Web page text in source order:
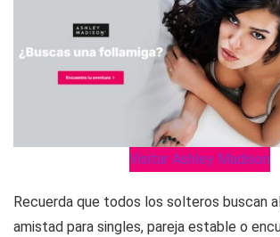
Visitar Ashley Madison
Recuerda que todos los solteros buscan
amistad para singles, pareja estable o